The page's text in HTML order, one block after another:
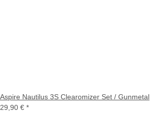
Aspire Nautilus 3S Clearomizer Set / Gunmetal
29,90 € *